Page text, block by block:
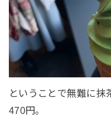
ということで無難に抹
470円。